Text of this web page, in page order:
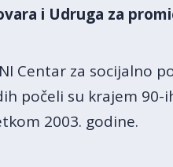
i Udruga za
Centar za socijalno
počeli su krajem
2003. godine.